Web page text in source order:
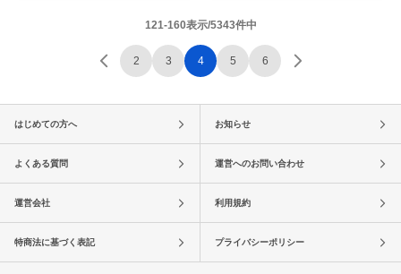
121-160表示/5343件中
2 3 4 5 6
はじめての方へ お知らせ
よくある質問 運営へのお問い合わせ
運営会社 利用規約
特商法に基づく表記 プライバシーポリシー